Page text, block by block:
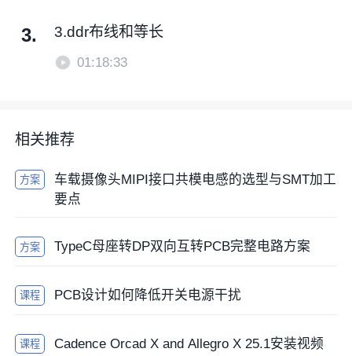
3. 3.ddr布线和等长
01:18:33
相关推荐
方案
车载摄像头MIPI接口共模电感的选型与SMT加工
要点
方案 TypeC母座转DP双向互转PCB完整电路方案
课程 PCB设计如何降低开关电源干扰
课程 Cadence Orcad X and Allegro X 25.1安装视频